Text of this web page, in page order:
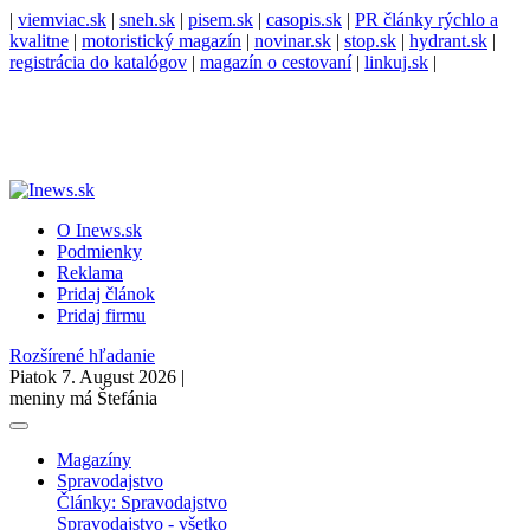
| viemviac.sk | sneh.sk | pisem.sk | casopis.sk | PR články rýchlo a
kvalitne | motoristický magazín | novinar.sk | stop.sk | hydrant.sk |
registrácia do katalógov | magazín o cestovaní| linkuj.sk |
O Inews.sk
Podmienky
Reklama
Pridaj článok
Pridaj firmu
Rozšírené hľadanie
Piatok 7. August 2026 |
meniny má Štefánia
Magazíny
Spravodajstvo
Články: Spravodajstvo
Spravodajstvo - všetko